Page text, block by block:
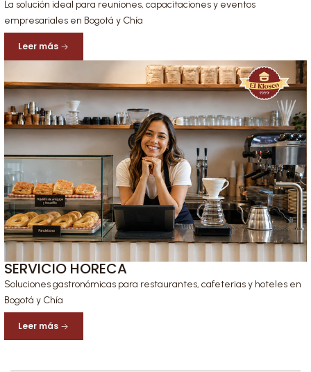
La solución ideal para reuniones, capacitaciones y eventos
empresariales en Bogotá y Chía
Leer más
SERVICIO HORECA
Soluciones gastronómicas para restaurantes, cafeterias y hoteles en
Bogotá y Chía
Leer más